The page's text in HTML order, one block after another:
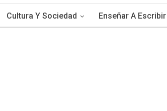
Cultura Y Sociedad Enseñar A Escribir